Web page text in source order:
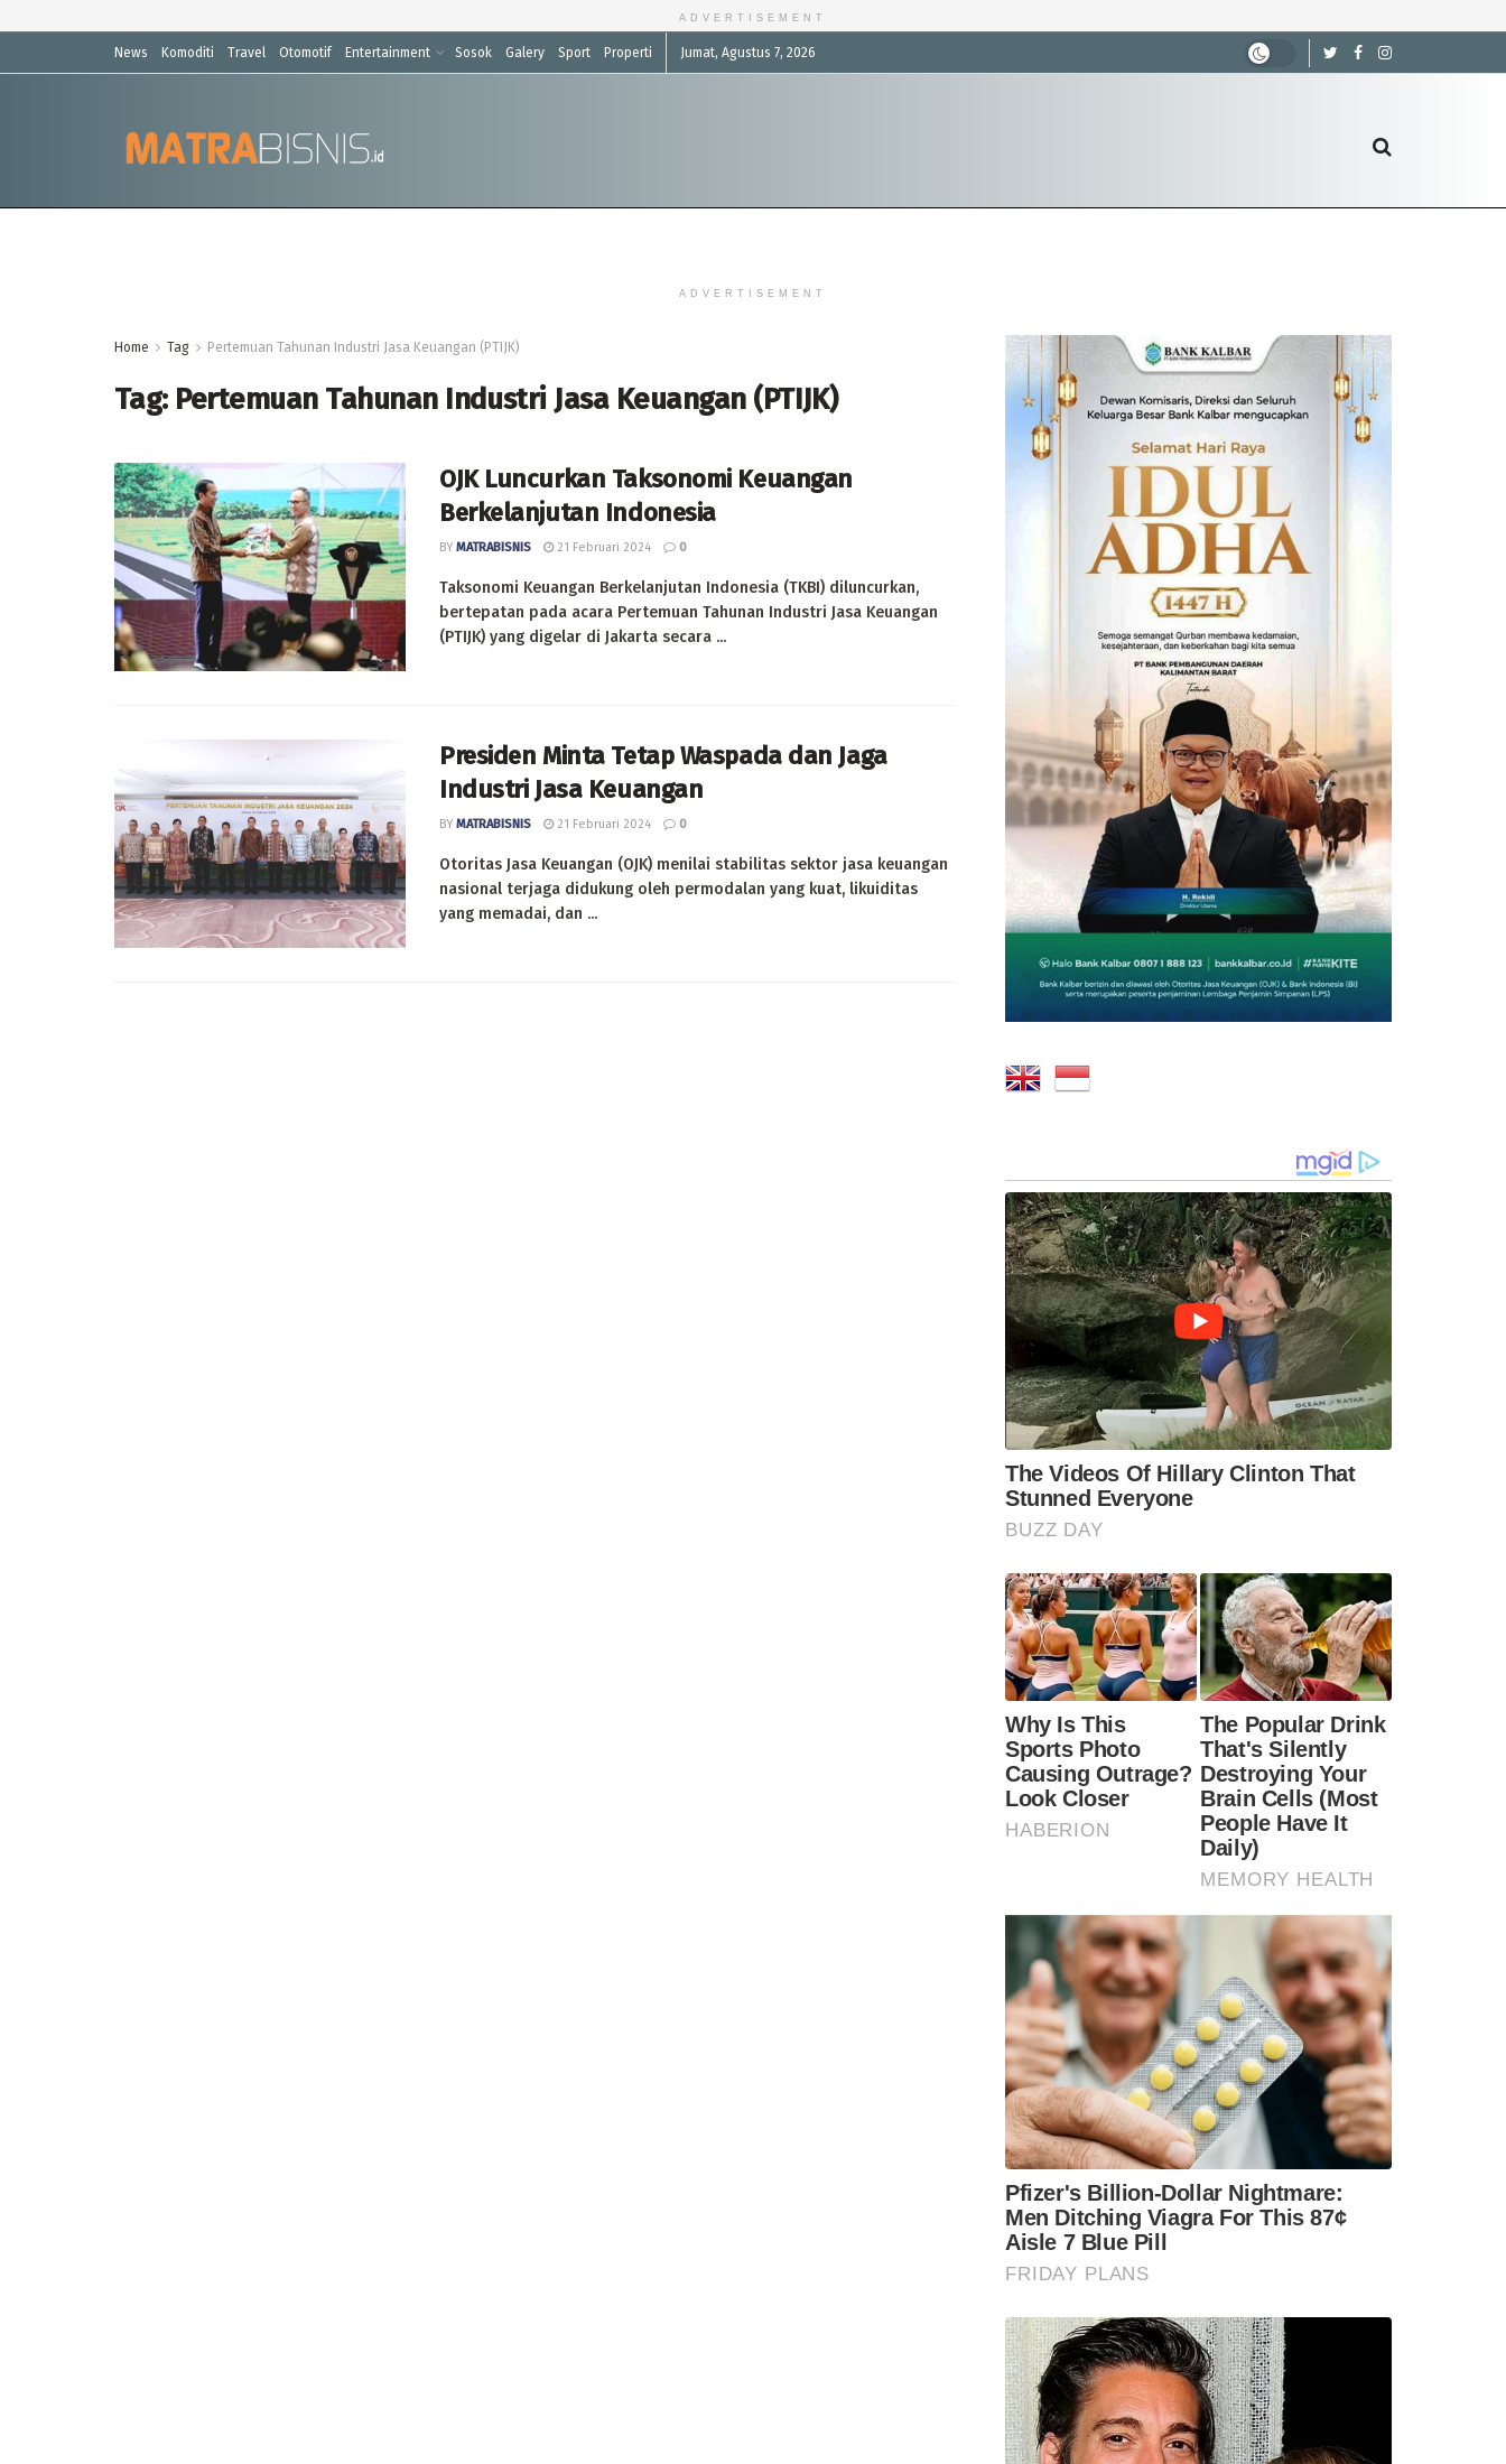
ADVERTISEMENT
News Komoditi Travel Otomotif Entertainment Sosok Galery Sport Properti Jumat, Agustus 7, 2026
ADVERTISEMENT
Home Tag Pertemuan Tahunan Industri Jasa Keuangan (PTIJK)
Tag: Pertemuan Tahunan Industri Jasa Keuangan (PTIJK)
OJK Luncurkan Taksonomi Keuangan
Berkelanjutan Indonesia
BY MATRABISNIS 21 Februari 2024 0
Taksonomi Keuangan Berkelanjutan Indonesia (TKBI) diluncurkan,
bertepatan pada acara Pertemuan Tahunan Industri Jasa Keuangan
(PTIJK) yang digelar di Jakarta secara ...
Presiden Minta Tetap Waspada dan Jaga
Industri Jasa Keuangan
BY MATRABISNIS 21 Februari 2024 0
Otoritas Jasa Keuangan (OJK) menilai stabilitas sektor jasa keuangan
nasional terjaga didukung oleh permodalan yang kuat, likuiditas
yang memadai, dan ...